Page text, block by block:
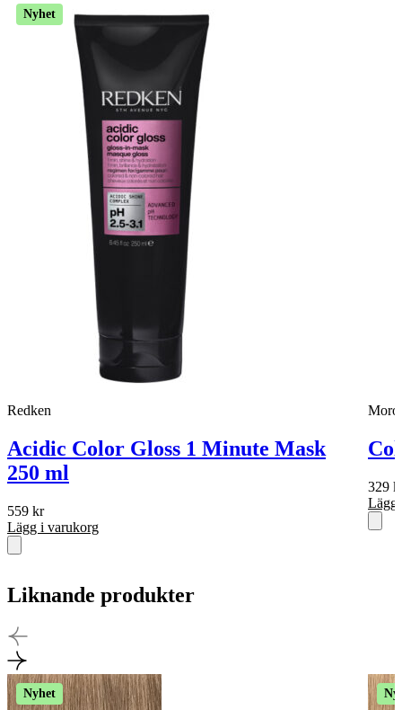
Nyhet
Redken
Acidic Color Gloss 1 Minute Mask
250 ml
559 kr
Lägg i varukorg
329
Lägg
Liknande produkter
Nyhet